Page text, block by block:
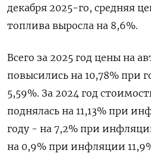
декабря 2025-го, ​средняя
⁠топлива выросла на 8,6%.
Всего за 2025 год цены на
повысились на 10,78% при
5,59%. За 2024 год
поднялась на 11,13% при
году - ​на 7,2% при
‌на 0,9% при инфляции